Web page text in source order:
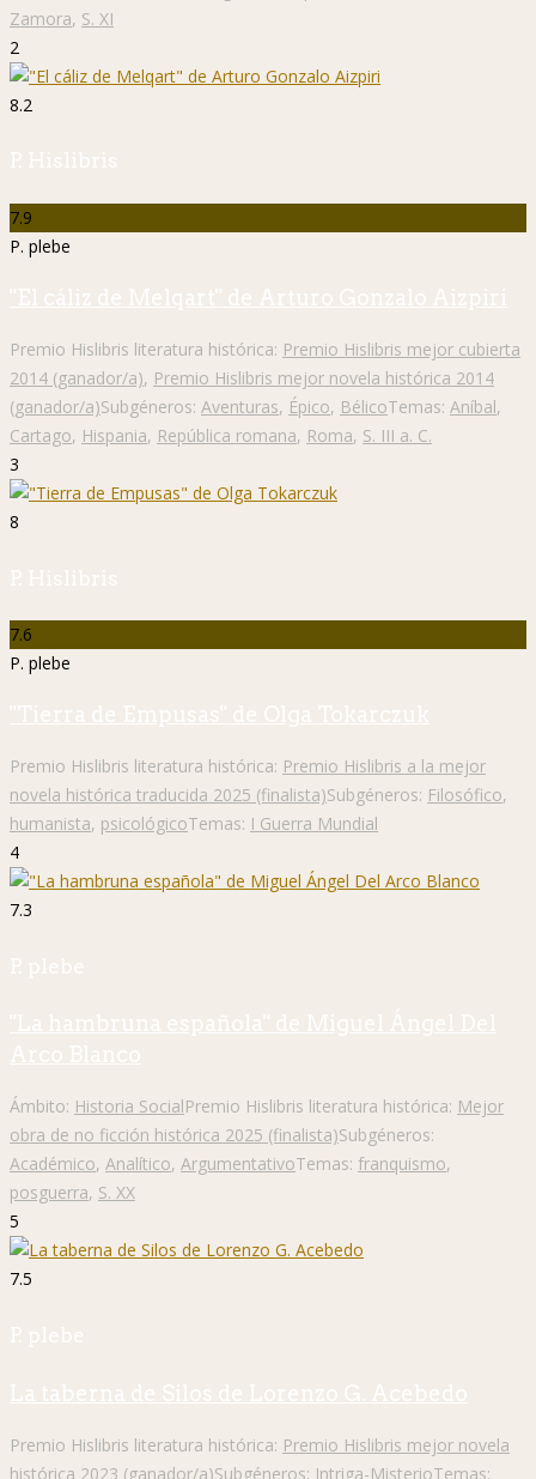
Zamora, S. XI
2
8.2
P. Hislibris
7.9
P. plebe
"El cáliz de Melqart" de Arturo Gonzalo Aizpiri
Premio Hislibris literatura histórica: Premio Hislibris mejor cubierta
2014 (ganador/a), Premio Hislibris mejor novela histórica 2014
(ganador/a)Subgéneros: Aventuras, Épico, BélicoTemas: Aníbal,
Cartago, Hispania, República romana, Roma, S. III a. C.
3
8
P. Hislibris
7.6
P. plebe
"Tierra de Empusas" de Olga Tokarczuk
Premio Hislibris literatura histórica: Premio Hislibris a la mejor
novela histórica traducida 2025 (finalista)Subgéneros: Filosófico,
humanista, psicológicoTemas: I Guerra Mundial
4
7.3
P. plebe
"La hambruna española" de Miguel Ángel Del
Arco Blanco
Ámbito: Historia SocialPremio Hislibris literatura histórica: Mejor
obra de no ficción histórica 2025 (finalista)Subgéneros:
Académico, Analítico, ArgumentativoTemas: franquismo,
posguerra, S. XX
5
7.5
P. plebe
La taberna de Silos de Lorenzo G. Acebedo
Premio Hislibris literatura histórica: Premio Hislibris mejor novela
histórica 2023 (ganador/a)Subgéneros: Intriga-MisterioTemas: